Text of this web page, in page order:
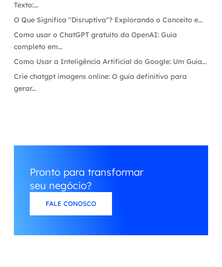
Texto:...
O Que Significa "Disruptiva"? Explorando o Conceito e...
Como usar o ChatGPT gratuito da OpenAI: Guia
completo em...
Como Usar a Inteligência Artificial do Google: Um Guia...
Crie chatgpt imagens online: O guia definitivo para
gerar...
Pronto para transformar
seu negócio?
FALE CONOSCO